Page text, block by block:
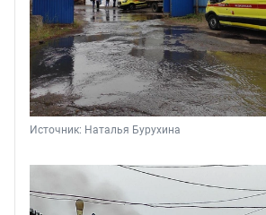
Источник: Наталья Бурухина